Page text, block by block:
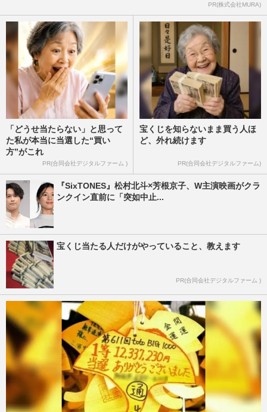
PR(株式会社MURA)
「どうせ当たらない」と思って
た私が本当に当選した“買い
方”がこれ
PR(合同会社デジタルファーム )
宝くじを知らないまま買う人ほ
ど、外れ続けます
PR(合同会社デジタルファーム)
『SixTONES』松村北斗×芳根京子、W主演映画がクラ
ンクイン直前に「突如中止...
宝くじ当たる人だけがやっていること、教えます
PR(合同会社デジタルファーム )